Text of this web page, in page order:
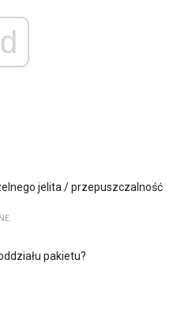
jelita / przepuszczalność
pakietu?